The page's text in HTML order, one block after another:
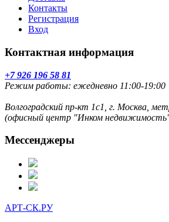
Контакты
Регистрация
Вход
Контактная информация
+7 926 196 58 81
Режим работы: ежедневно 11:00-19:00
Волгоградский пр-кт 1с1, г. Москва,
(офисный центр "Инком
Мессенджеры
АРТ-СК.РУ